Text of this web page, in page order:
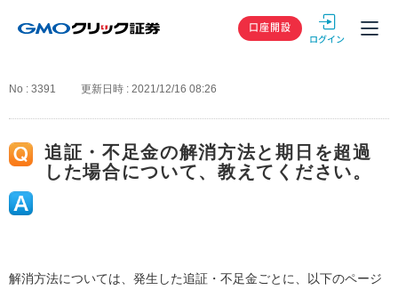
GMOクリック
口座開設
No : 3391 更新日時 : 2021/12/16 08:26
追証・不足金の解消方法と期日を超過
した場合について、教えてください。
解消方法については、発生した追証・不足金ごとに、以下のページ